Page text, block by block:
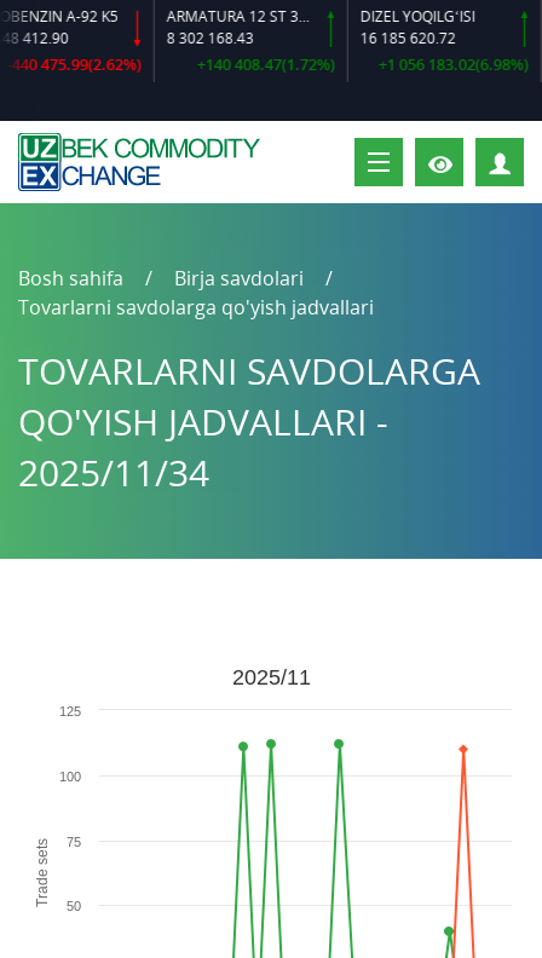
A-92 K5
475.99(2.62%)
ARMATURA 12 ST 35 GS O‘LCHAMLI
8 302 168.43
+140 408.47(1.72%)
DIZEL YOQILG‘ISI
16 185 620.72
+1 056 183.02(6.98%)
Bosh sahifa
Birja savdolari
Tovarlarni savdolarga qo'yish jadvallari
TOVARLARNI SAVDOLARGA
QO'YISH JADVALLARI -
2025/11/34
Trade sets
2025/11
50
75
100
125